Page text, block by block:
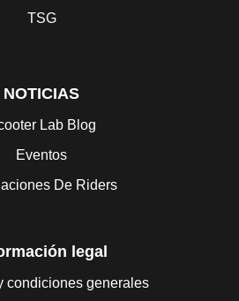
TSG
NOTICIAS
Lab Blog
Eventos
De Riders
legal
condiciones generales